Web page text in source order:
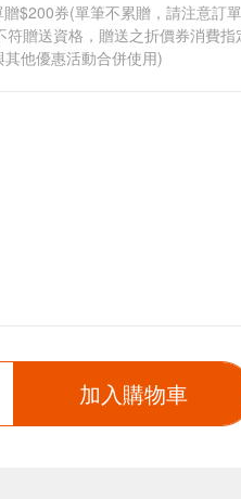
$200券(單筆不累贈，請注意訂單
贈送資格，贈送之折價券消費指
他優惠活動合併使用)
加入購物車